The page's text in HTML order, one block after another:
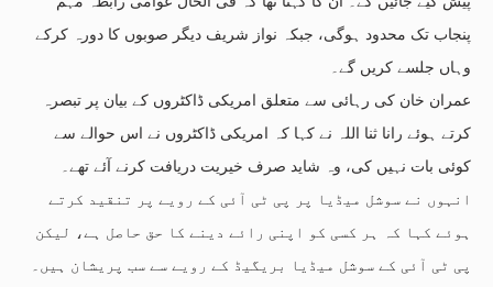
پنجاب تک محدود ہوگی، جبکہ نواز شریف دیگر صوبوں کا دورہ کرکے
وہاں جلسے کریں گے۔
عمران خان کی رہائی سے متعلق امریکی ڈاکٹروں کے بیان پر تبصرہ
کرتے ہوئے رانا ثنا اللہ نے کہا کہ امریکی ڈاکٹروں نے اس حوالے سے
کوئی بات نہیں کی، وہ شاید صرف خیریت دریافت کرنے آئے تھے۔
انہوں نے سوشل میڈیا پر پی ٹی آئی کے رویے پر تنقید کرتے
ہوئے کہا کہ ہر کسی کو اپنی رائے دینے کا حق حاصل ہے، لیکن
پی ٹی آئی کے سوشل میڈیا بریگیڈ کے رویے سے سب پریشان ہیں۔